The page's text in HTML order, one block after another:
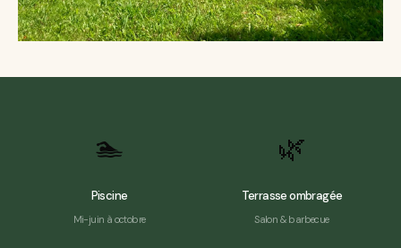
🏊
Piscine
Mi-juin à octobre
🌿
Terrasse ombragée
Salon & barbecue